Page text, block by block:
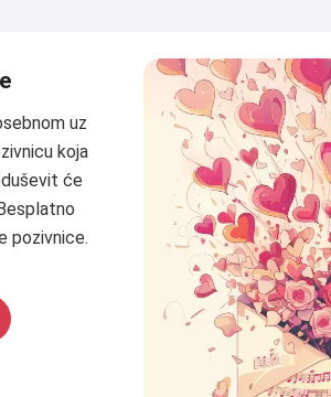
uz
koja
će
pozivnice.